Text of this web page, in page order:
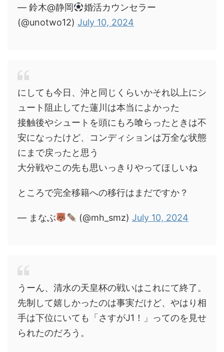
— 鈴木@静岡
婚活カウンセラー
(@unotwo12) July 10, 2024
にしても今日、沖と同じくらいかそれ以上にシ
ュート阻止してた蓮川は本当によかった
接触後やシュートを頭にもろ喰らったときは不
安になったけど、コンディションは万全な状態
にまで戻ったと思う
大分戦やこの先も思いっきりやってほしいね
ところで完全移籍への移行はまだですか？
— まなぶ (@mh_smz) July 10, 2024
うーん、清水の天皇杯の戦いはこれにて終了。
先制して嬉しかったのは事実だけど、やはり相
手は下位にいても「さすがJ1！」ってのを見せ
られたのだろう。